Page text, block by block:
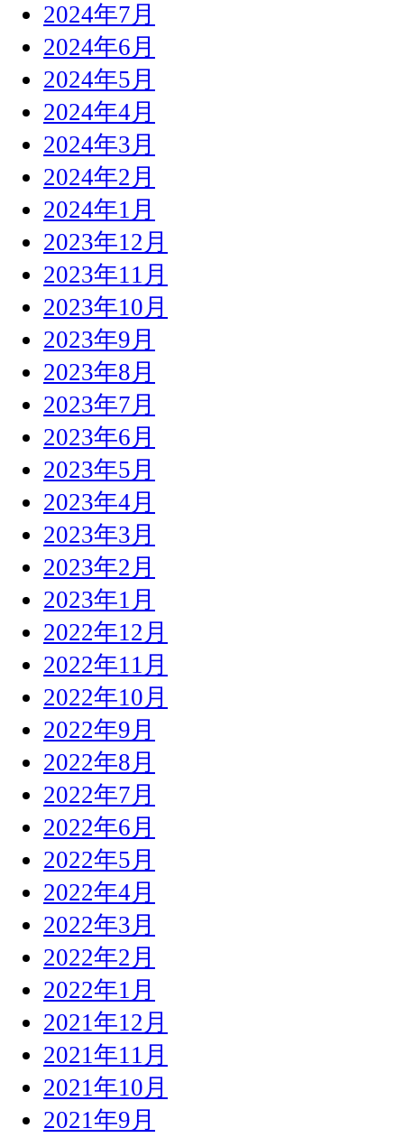
2024年7月
2024年6月
2024年5月
2024年4月
2024年3月
2024年2月
2024年1月
2023年12月
2023年11月
2023年10月
2023年9月
2023年8月
2023年7月
2023年6月
2023年5月
2023年4月
2023年3月
2023年2月
2023年1月
2022年12月
2022年11月
2022年10月
2022年9月
2022年8月
2022年7月
2022年6月
2022年5月
2022年4月
2022年3月
2022年2月
2022年1月
2021年12月
2021年11月
2021年10月
2021年9月